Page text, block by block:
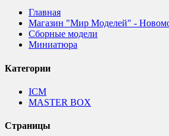
Главная
Магазин "Мир Моделей" -
Сборные модели
Миниатюра
Категории
ICM
MASTER BOX
Страницы